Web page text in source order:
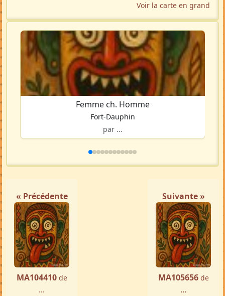
Voir la carte en grand
Femme ch. Homme
Fort-Dauphin
par ...
« Précédente
MA104410 de
...
Suivante »
MA105656 de
...